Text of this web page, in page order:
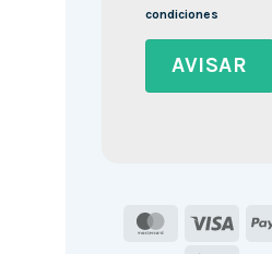
condiciones
MasterCard
Visa